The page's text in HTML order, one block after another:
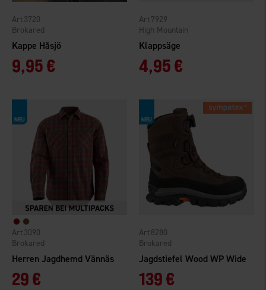
Kappe Håsjö
Brokared
3720
9,95 €
Klappsäge
High Mountain
7929
4,95 €
Herren Jagdhemd Vännäs
Brokared
3090
29 €
Jagdstiefel Wood WP Wide
Brokared
8280
139 €